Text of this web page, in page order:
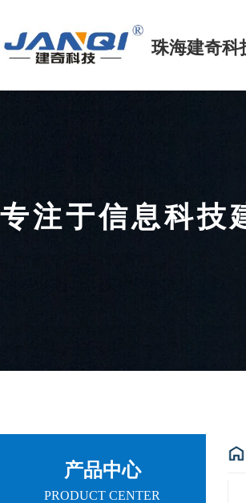
珠海建奇科
专注于信息科
产品中心
PRODUCT CENTER